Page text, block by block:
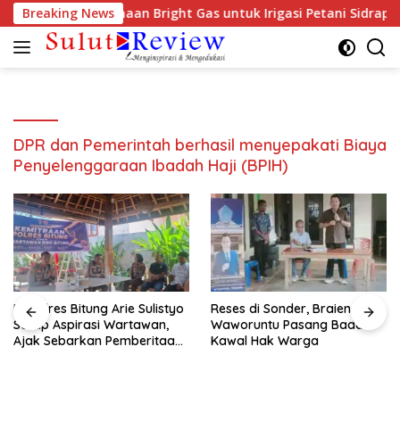
Langsung
ke
konten
Breaking News
Penggunaan Bright Gas untuk Irigasi Petani Sidrap
DPR dan Pemerintah berhasil menyepakati Biaya
Penyelenggaraan Ibadah Haji (BPIH)
Kapolres Bitung Arie Sulistyo
Serap Aspirasi Wartawan,
Ajak Sebarkan Pemberitaan
Reses di Sonder, Braien
Waworuntu Pasang Badan
Kawal Hak Warga